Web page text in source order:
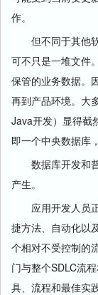
作。
但不同于其他软
可不只是一堆文件
保管的业务数据。
再到产品环境。大
Java开发）显得截
即一个中央数据库
数据库开发和普
产生。
应用开发人员正
捷方法、自动化以
个相对不受控制的
门与整个SDLC流
具、流程和最佳实践